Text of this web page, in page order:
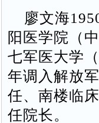
廖文海
阳医学院（
七军医大学
年调入解放
任、南楼临
任院长。